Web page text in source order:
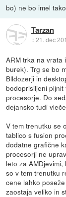
bo) ne bo imel
Tarzan
::21. dec
ARM trka na vrata
burek). Trg se bo
Blldozerji in
bodoprisiljeni
procesorje. Do
dejansko tudi
V tem trenutku se
tablico s fusion
dodatne grafične
procesorji ne
leto za
so v tem trenutku
cene lahko
zaostaja veliko in